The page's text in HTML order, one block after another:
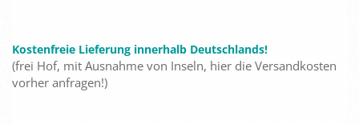
Kostenfreie Lieferung innerhalb Deutschlands!
(frei Hof, mit Ausnahme von Inseln, hier die Versandkosten
vorher anfragen!)